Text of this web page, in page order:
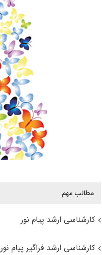
مطالب مهم
کارشناسی ارشد پیام نور
کارشناسی ارشد فراگیر پیام نور